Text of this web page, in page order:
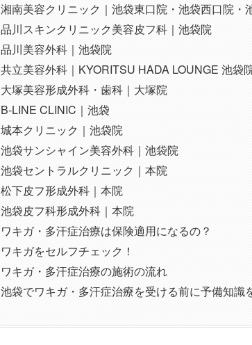
湘南美容クリニック｜池袋東口院・池袋西口院・
品川スキンクリニック美容皮フ科｜池袋院
品川美容外科｜池袋院
共立美容外科｜KYORITSU HADA LOUNGE 池袋
大塚美容形成外科・歯科｜大塚院
B-LINE CLINIC｜池袋
城本クリニック｜池袋院
池袋サンシャイン美容外科｜池袋院
池袋セントラルクリニック｜本院
松下皮フ形成外科｜本院
池袋皮フ科形成外科｜本院
ワキガ・多汗症治療は保険適用になるの？
ワキガをセルフチェック！
ワキガ・多汗症治療の施術の流れ
池袋でワキガ・多汗症治療を受ける前に予備知識